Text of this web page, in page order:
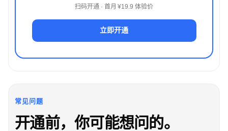
扫码开通 · 首月 ¥19.9 体验价
立即开通
常见问题
开通前，你可能想问的。